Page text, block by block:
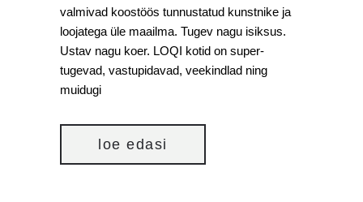
valmivad koostöös tunnustatud kunstnike ja
loojatega üle maailma. Tugev nagu isiksus.
Ustav nagu koer. LOQI kotid on super-
tugevad, vastupidavad, veekindlad ning
muidugi
loe edasi